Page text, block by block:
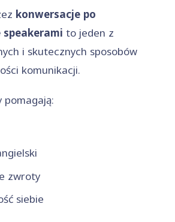
konwersacje po
to jeden z
i skutecznych sposobów
komunikacji.
pomagają:
zwroty
siebie